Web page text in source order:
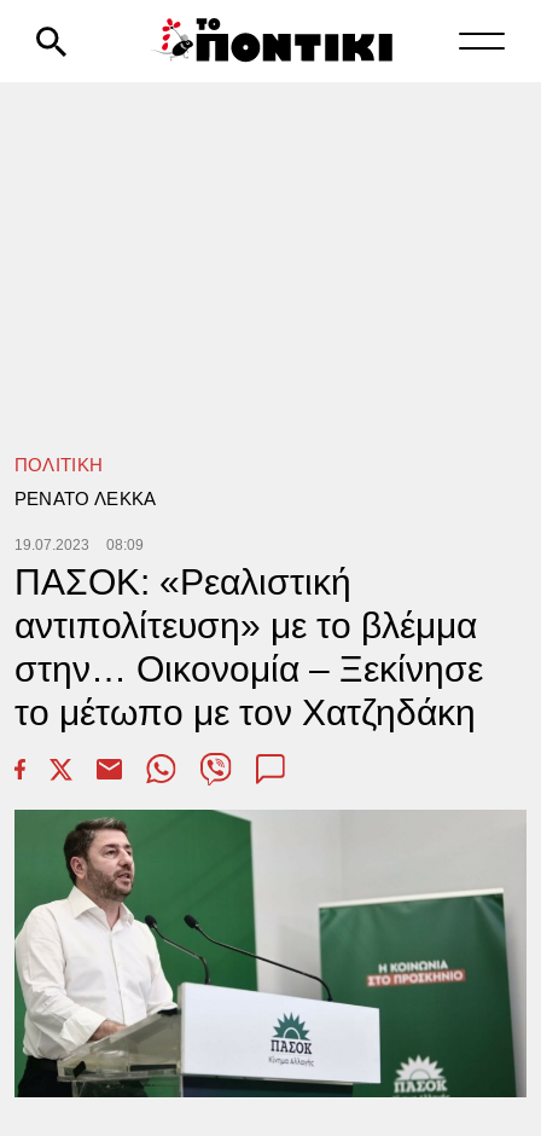
ΠΟΛΙΤΙΚΗ
ΡΕΝΑΤΟ ΛΕΚΚΑ
19.07.2023 08:09
ΠΑΣΟΚ: «Ρεαλιστική
αντιπολίτευση» με το βλέμμα
στην… Οικονομία – Ξεκίνησε
το μέτωπο με τον Χατζηδάκη